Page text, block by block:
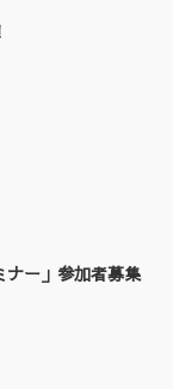
ー」参加者募集